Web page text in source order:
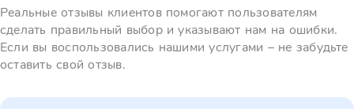
Реальные отзывы клиентов помогают пользователям
сделать правильный выбор и указывают нам на ошибки.
Если вы воспользовались нашими услугами – не забудьте
оставить свой отзыв.